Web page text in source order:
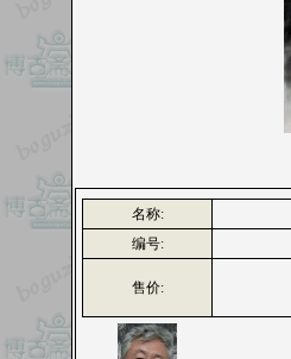
名称:
编号:
售价: